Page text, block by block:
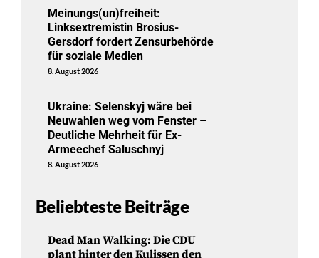
Meinungs(un)freiheit:
Linksextremistin Brosius-
Gersdorf fordert Zensurbehörde
für soziale Medien
8. August 2026
Ukraine: Selenskyj wäre bei
Neuwahlen weg vom Fenster –
Deutliche Mehrheit für Ex-
Armeechef Saluschnyj
8. August 2026
Beliebteste Beiträge
Dead Man Walking: Die CDU
plant hinter den Kulissen den